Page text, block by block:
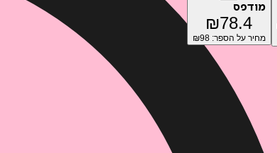
מודפס
₪78.4
מחיר על הספר: ₪98